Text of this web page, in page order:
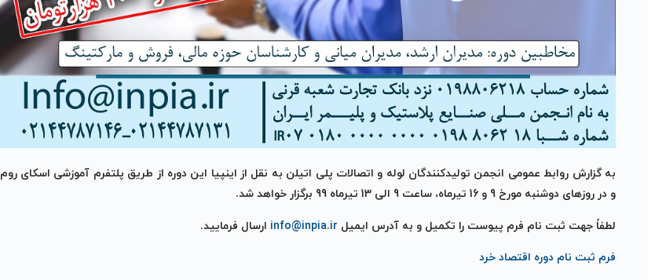
به گزارش روابط عمومی انجمن تولیدکنندگان لوله و اتصالات پلی اتیلن به نقل از اینپیا این دوره از طریق پلتفرم آموزشی اسکای روم
و در روزهای دوشنبه مورخ 9 و 16 تیرماه، ساعت 9 الی 13 تیرماه 99 برگزار خواهد شد.
لطفاً جهت ثبت نام فرم پیوست را تکمیل و به آدرس ایمیل info@inpia.ir ارسال فرمایید.
فرم ثبت نام دوره اقتصاد خرد